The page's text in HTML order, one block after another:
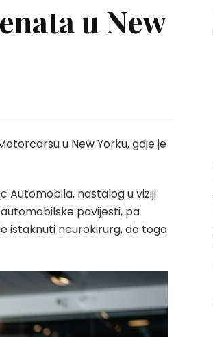
u New
u New Yorku, gdje je
Automobila, nastalog u viziji
povijesti, pa
istaknuti neurokirurg, do toga